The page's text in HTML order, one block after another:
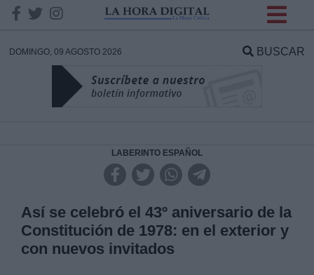
DOMINGO, 09 AGOSTO 2026 BUSCAR
LABERINTO ESPAÑOL
Así se celebró el 43º aniversario de la
Constitución de 1978: en el exterior y
con nuevos invitados
DATOS
Responsable:
Legitimación: